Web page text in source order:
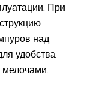
При
над
удобства